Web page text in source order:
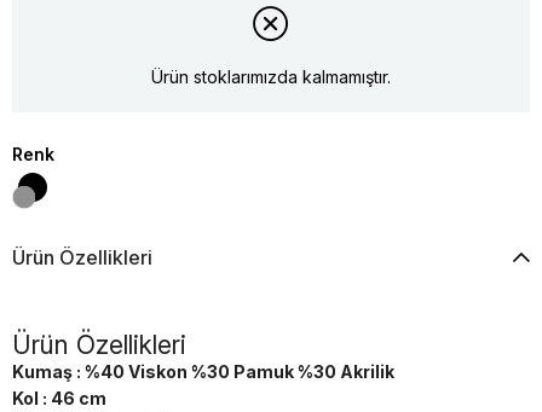
Ürün stoklarımızda kalmamıştır.
Renk
Ürün Özellikleri
Ürün Özellikleri
Kumaş : %40 Viskon %30 Pamuk %30 Akrilik
Kol : 46 cm